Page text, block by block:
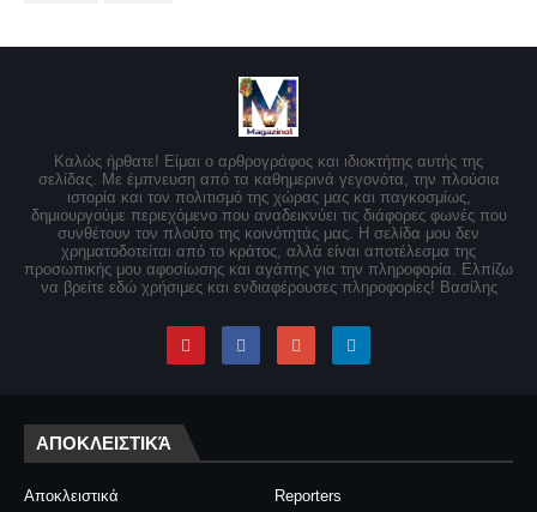
Καλώς ήρθατε! Είμαι ο αρθρογράφος και ιδιοκτήτης αυτής της
σελίδας. Με έμπνευση από τα καθημερινά γεγονότα, την πλούσια
ιστορία και τον πολιτισμό της χώρας μας και παγκοσμίως,
δημιουργούμε περιεχόμενο που αναδεικνύει τις διάφορες φωνές που
συνθέτουν τον πλούτο της κοινότητάς μας. Η σελίδα μου δεν
χρηματοδοτείται από το κράτος, αλλά είναι αποτέλεσμα της
προσωπικής μου αφοσίωσης και αγάπης για την πληροφορία. Ελπίζω
να βρείτε εδώ χρήσιμες και ενδιαφέρουσες πληροφορίες! Βασίλης
ΑΠΟΚΛΕΙΣΤΙΚΆ
Αποκλειστικά Reporters